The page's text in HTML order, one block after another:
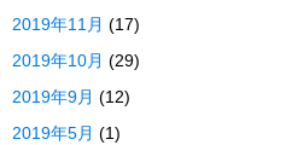
2019年11月 (17)
2019年10月 (29)
2019年9月 (12)
2019年5月 (1)